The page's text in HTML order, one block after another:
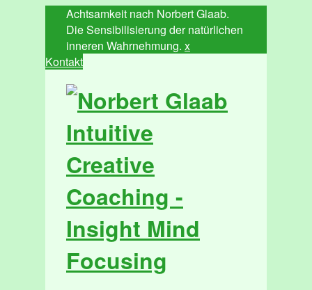
Achtsamkeit nach Norbert Glaab.
Die Sensibilisierung der natürlichen
inneren Wahrnehmung. x
Kontakt